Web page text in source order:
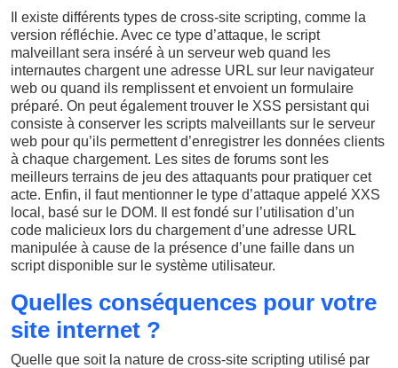
Il existe différents types de cross-site scripting, comme la
version réfléchie. Avec ce type d’attaque, le script
malveillant sera inséré à un serveur web quand les
internautes chargent une adresse URL sur leur navigateur
web ou quand ils remplissent et envoient un formulaire
préparé. On peut également trouver le XSS persistant qui
consiste à conserver les scripts malveillants sur le serveur
web pour qu’ils permettent d’enregistrer les données clients
à chaque chargement. Les sites de forums sont les
meilleurs terrains de jeu des attaquants pour pratiquer cet
acte. Enfin, il faut mentionner le type d’attaque appelé XXS
local, basé sur le DOM. Il est fondé sur l’utilisation d’un
code malicieux lors du chargement d’une adresse URL
manipulée à cause de la présence d’une faille dans un
script disponible sur le système utilisateur.
Quelles conséquences pour votre
site internet ?
Quelle que soit la nature de cross-site scripting utilisé par